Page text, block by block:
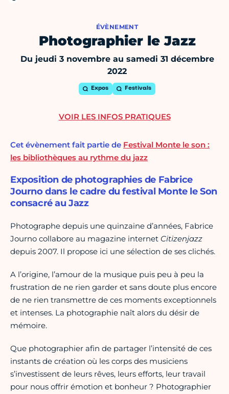
ÉVÈNEMENT
Photographier le Jazz
Du jeudi 3 novembre au samedi 31 décembre
2022
Expos Festivals
Cet évènement fait partie de Festival Monte le son :
les bibliothèques au rythme du jazz
Exposition de photographies de Fabrice
Journo dans le cadre du festival Monte le Son
consacré au Jazz
Photographe depuis une quinzaine d’années, Fabrice
Journo collabore au magazine internet Citizenjazz
depuis 2007. Il propose ici une sélection de ses clichés.
A l’origine, l’amour de la musique puis peu à peu la
frustration de ne rien garder et sans doute plus encore
de ne rien transmettre de ces moments exceptionnels
et intenses. La photographie naît alors du désir de
mémoire.
Que photographier afin de partager l’intensité de ces
instants de création où les corps des musiciens
s’investissent de leurs rêves, leurs efforts, leur travail
pour nous offrir émotion et bonheur ? Photographier
VOIR LES INFOS PRATIQUES